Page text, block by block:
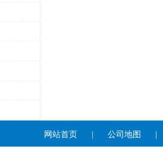
网站首页 公司地图